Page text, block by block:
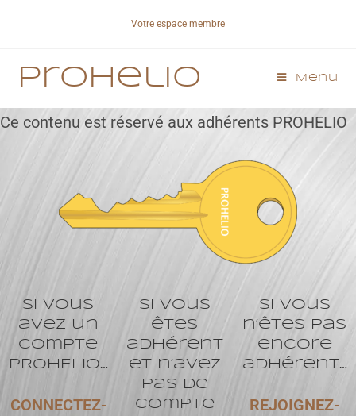
Votre espace membre
Prohelio Menu
Ce contenu est réservé aux adhérents PROHELIO
Si vous
avez un
compte
PROHELIO…
CONNECTEZ-
Si vous
êtes
adhérent
et n’avez
pas de
compte
Si vous
n’êtes pas
encore
adhérent…
REJOIGNEZ-